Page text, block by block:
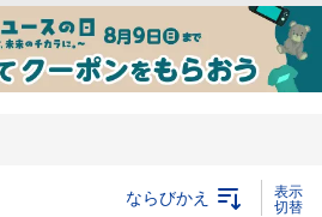
ならびかえ